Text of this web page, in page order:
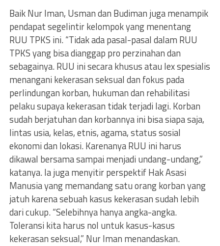
Baik Nur Iman, Usman dan Budiman juga menampik
pendapat segelintir kelompok yang menentang
RUU TPKS ini. “Tidak ada pasal-pasal dalam RUU
TPKS yang bisa dianggap pro perzinahan dan
sebagainya. RUU ini secara khusus atau lex spesialis
menangani kekerasan seksual dan fokus pada
perlindungan korban, hukuman dan rehabilitasi
pelaku supaya kekerasan tidak terjadi lagi. Korban
sudah berjatuhan dan korbannya ini bisa siapa saja,
lintas usia, kelas, etnis, agama, status sosial
ekonomi dan lokasi. Karenanya RUU ini harus
dikawal bersama sampai menjadi undang-undang,”
katanya. Ia juga menyitir perspektif Hak Asasi
Manusia yang memandang satu orang korban yang
jatuh karena sebuah kasus kekerasan sudah lebih
dari cukup. “Selebihnya hanya angka-angka.
Toleransi kita harus nol untuk kasus-kasus
kekerasan seksual,” Nur Iman menandaskan.